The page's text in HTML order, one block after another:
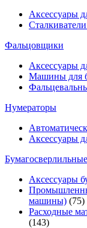
Аксессуары
Фальцовщики
Аксессуары
Машины для
Нумераторы
Аксессуары
Аксессуары
машины) (75)
Расходные
(143)